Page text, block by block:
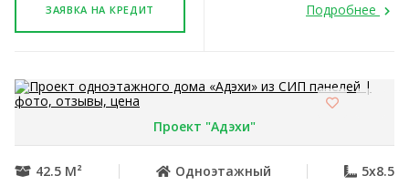
ЗАЯВКА НА КРЕДИТ Подробнее
Проект "Адэхи"
42.5 М² Одноэтажный 5x8.5